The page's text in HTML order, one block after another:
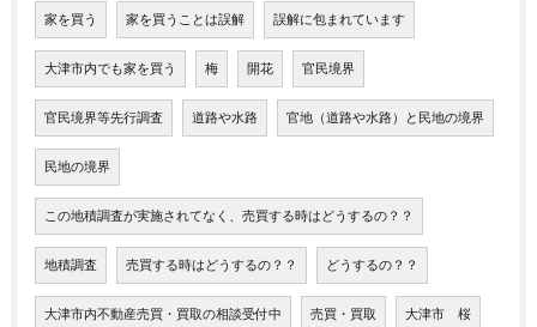
家を買う 家を買うことは誤解 誤解に包まれています
大津市内でも家を買う 梅 開花 官民境界
官民境界等先行調査 道路や水路 官地（道路や水路）と民地の境界
民地の境界
この地積調査が実施されてなく、売買する時はどうするの？？
地積調査 売買する時はどうするの？？ どうするの？？
大津市内不動産売買・買取の相談受付中 売買・買取 大津市 桜